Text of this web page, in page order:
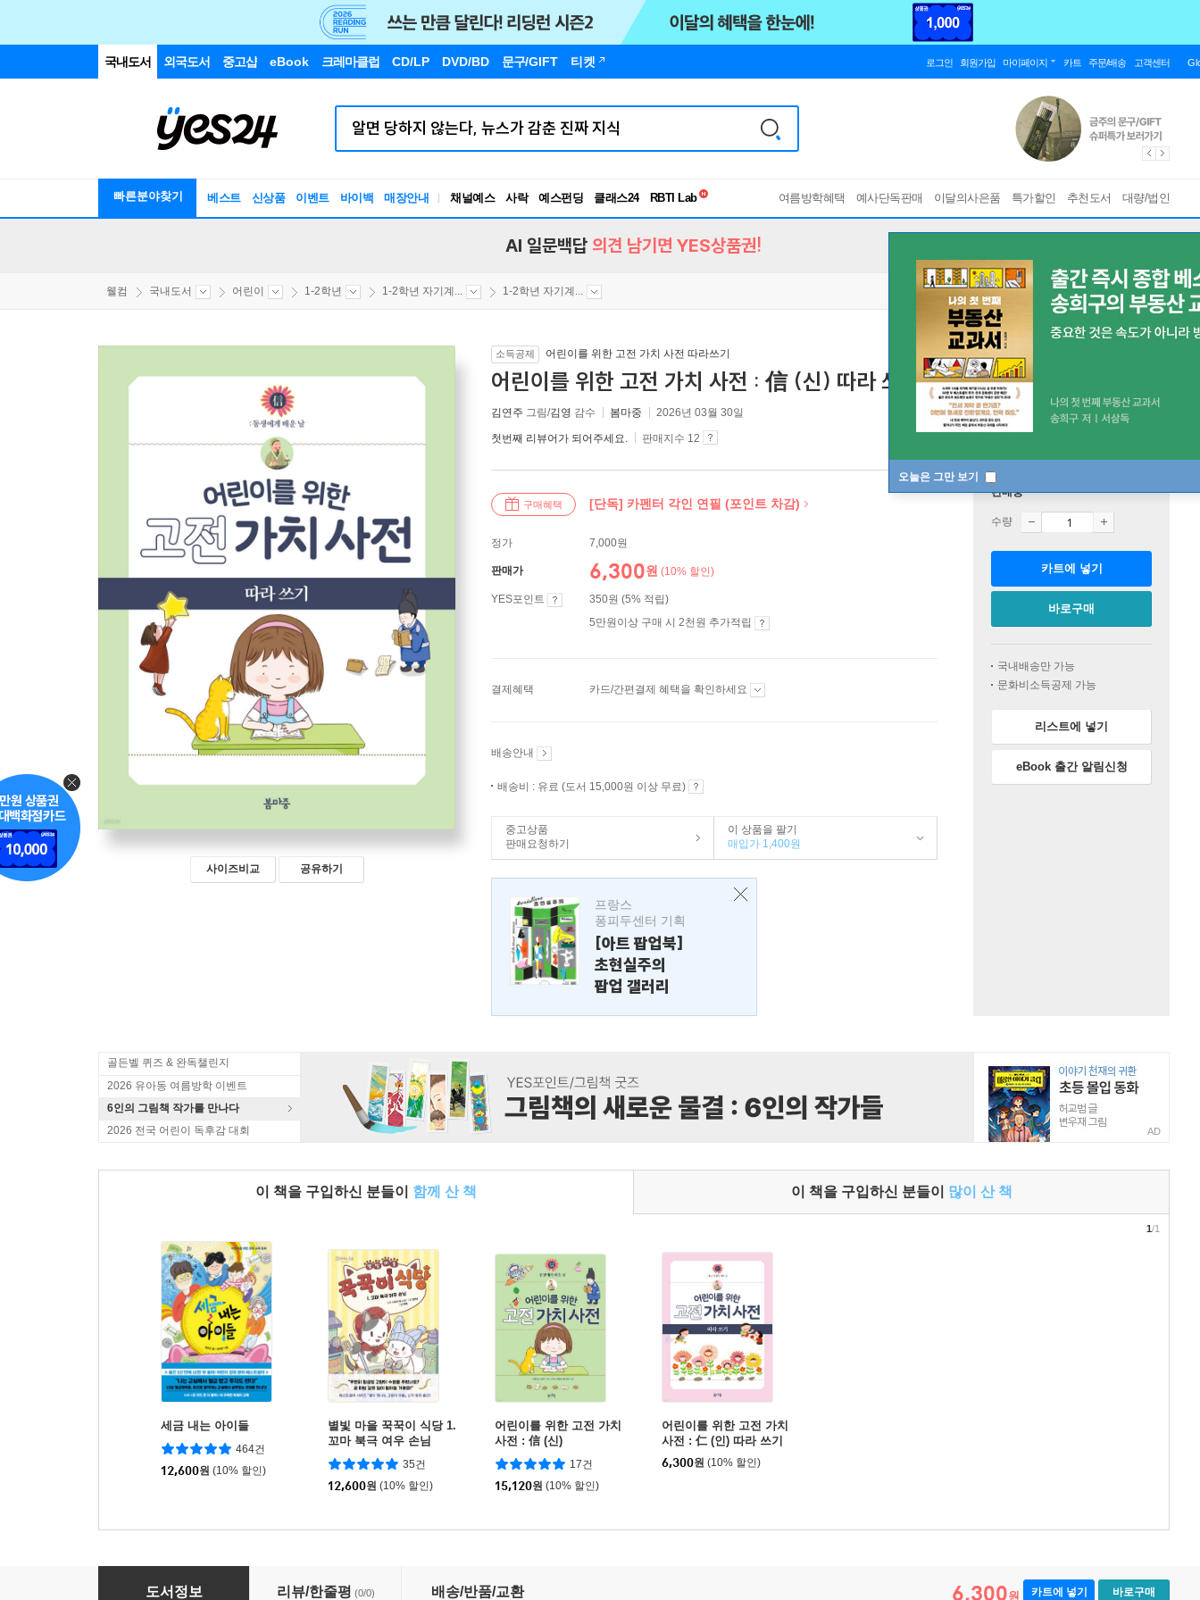
국내도서 외국도서 중고샵 eBook 크레마클럽 CD/LP DVD/BD 문구/GIFT 티켓 로그인 회원가입 마이페이지 카트 주문/배송 고객센터
빠른분야찾기 베스트 신상품 이벤트 바이백 매장안내 채널예스 사락 예스펀딩 클래스24
RBTI Lab
독서유형검사
여름방학혜택 예사단독판매 이달의사은품 특가할인 추천도서 대량/법인
오늘은 그만 보기
AI 일문백답 의견 남기면 YES상품권!
웰컴 국내도서 어린이 1-2학년 1-2학년 자기계... 1-2학년 자기계...
사이즈비교 공유하기
소득공제 어린이를 위한 고전 가치 사전 따라쓰기
어린이를 위한 고전 가치 사전 : 信 (신) 따라 쓰기
김연주 그림/김영 감수 봄마중 2026년 03월 30일
첫번째 리뷰어가 되어주세요. 판매지수 12
구매혜택 [단독] 카펜터 각인 연필 (포인트 차감)
정가 7,000원
판매가 6,300원 (10% 할인)
YES포인트
350원 (5% 적립)
5만원이상 구매 시 2천원 추가적립
결제혜택 카드/간편결제 혜택을 확인하세요
배송안내
배송비 : 유료 (도서 15,000원 이상 무료)
중고상품
판매요청하기
이 상품을 팔기
매입가 1,400원
프랑스
퐁피두센터 기획
[아트 팝업북]
초현실주의
팝업 갤러리
판매중
수량
카트에 넣기
바로구매
국내배송만 가능
문화비소득공제 가능
리스트에 넣기
eBook 출간 알림신청
골든벨 퀴즈 & 완독챌린지
2026 유아동 여름방학 이벤트
6인의 그림책 작가를 만나다
2026 전국 어린이 독후감 대회
AD
이 책을 구입하신 분들이 함께 산 책 이 책을 구입하신 분들이 많이 산 책
세금 내는 아이들
464건
12,600원 (10% 할인)
별빛 마을 꾹꾹이 식당 1.
꼬마 북극 여우 손님
35건
12,600원 (10% 할인)
어린이를 위한 고전 가치
사전 : 信 (신)
17건
15,120원 (10% 할인)
어린이를 위한 고전 가치
사전 : 仁 (인) 따라 쓰기
6,300원 (10% 할인)
1/1
어린이를 위한 고전 가치 사전 : 信 (신) 따라 쓰기
도서정보 리뷰/한줄평 (0/0) 배송/반품/교환 6,300원 카트에 넣기 바로구매